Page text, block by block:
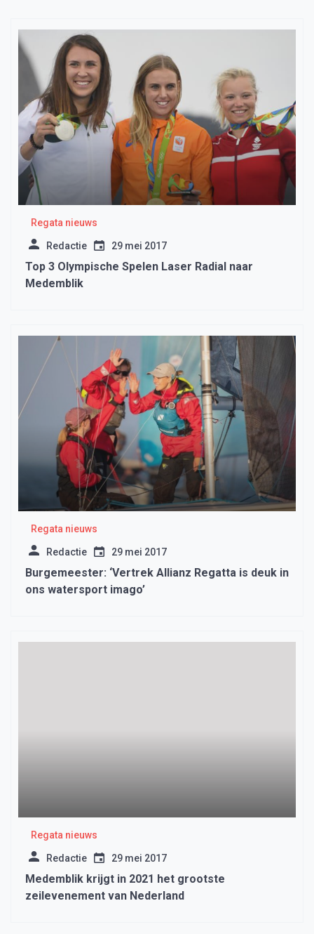
Regata nieuws
Redactie 29 mei 2017
Top 3 Olympische Spelen Laser Radial naar
Medemblik
Regata nieuws
Redactie 29 mei 2017
Burgemeester: ‘Vertrek Allianz Regatta is deuk in
ons watersport imago’
Regata nieuws
Redactie 29 mei 2017
Medemblik krijgt in 2021 het grootste
zeilevenement van Nederland